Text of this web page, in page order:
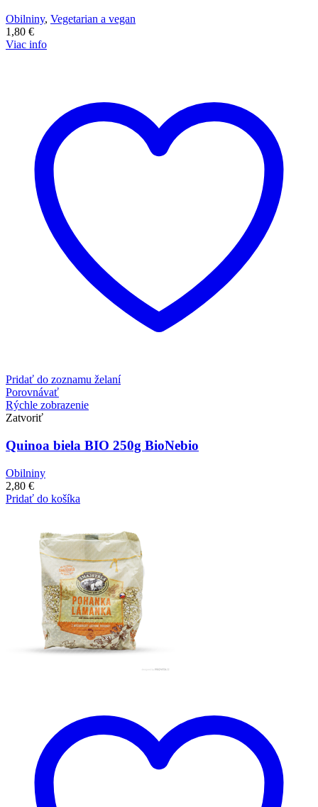
Obilniny, Vegetarian a vegan
1,80 €
Viac info
Pridať do zoznamu želaní
Porovnávať
Rýchle zobrazenie
Zatvoriť
Quinoa biela BIO 250g BioNebio
Obilniny
2,80 €
Pridať do košíka